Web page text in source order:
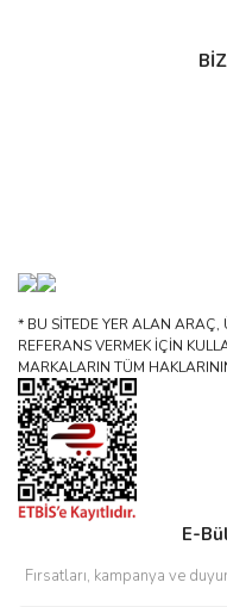
* BU SİTEDE YER ALAN ARAÇ,
REFERANS VERMEK İÇİN
MARKALARIN TÜM
E-
Fırsatları, kampanya ve